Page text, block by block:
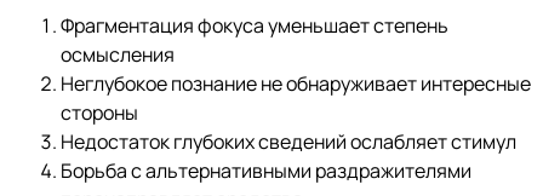
Фрагментация фокуса уменьшает степень
осмысления
Неглубокое познание не обнаруживает интересные
стороны
Недостаток глубоких сведений ослабляет стимул
Борьба с альтернативными раздражителями